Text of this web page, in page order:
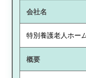
会社名
特別養護老人ホー
概要